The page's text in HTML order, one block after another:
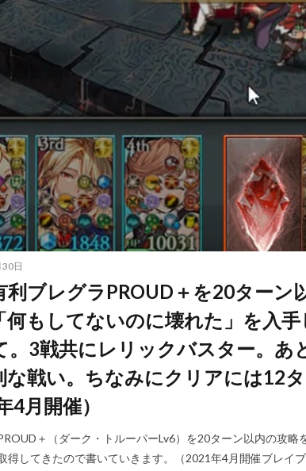
日
利ブレグラPROUD＋を20ターン
何もしてないのに壊れた」を入手
。3戦共にレリックバスター。あ
な戦い。ちなみにクリアには12
月開催）
＋（ダーク・トルーパーLv6）を20ターン以内の攻略
得してきたので書いていきます。（2021年4月開催ブレイ